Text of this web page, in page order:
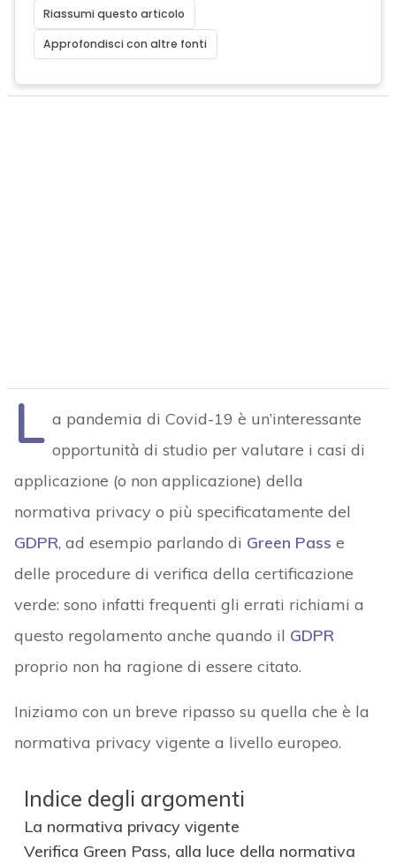
Riassumi questo articolo
Approfondisci con altre fonti
L a pandemia di Covid-19 è un’interessante
opportunità di studio per valutare i casi di
applicazione (o non applicazione) della
normativa privacy o più specificatamente del
GDPR, ad esempio parlando di Green Pass e
delle procedure di verifica della certificazione
verde: sono infatti frequenti gli errati richiami a
questo regolamento anche quando il GDPR
proprio non ha ragione di essere citato.
Iniziamo con un breve ripasso su quella che è la
normativa privacy vigente a livello europeo.
Indice degli argomenti
La normativa privacy vigente
Verifica Green Pass, alla luce della normativa